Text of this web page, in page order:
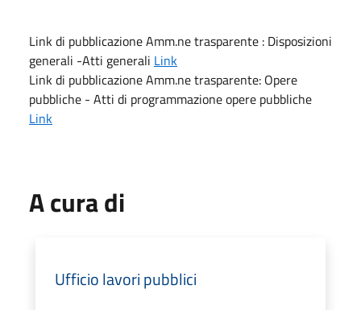
Link di pubblicazione Amm.ne trasparente : Disposizioni
generali -Atti generali Link
Link di pubblicazione Amm.ne trasparente: Opere
pubbliche - Atti di programmazione opere pubbliche
Link
A cura di
Ufficio lavori pubblici